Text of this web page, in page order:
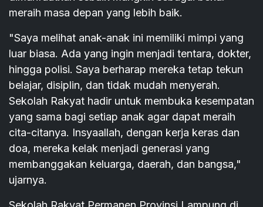
meraih masa depan yang lebih baik.
"Saya melihat anak-anak ini memiliki mimpi yang
luar biasa. Ada yang ingin menjadi tentara, dokter,
hingga polisi. Saya berharap mereka tetap tekun
belajar, disiplin, dan tidak mudah menyerah.
Sekolah Rakyat hadir untuk membuka kesempatan
yang sama bagi setiap anak agar dapat meraih
cita-citanya. Insyaallah, dengan kerja keras dan
doa, mereka kelak menjadi generasi yang
membanggakan keluarga, daerah, dan bangsa,"
ujarnya.